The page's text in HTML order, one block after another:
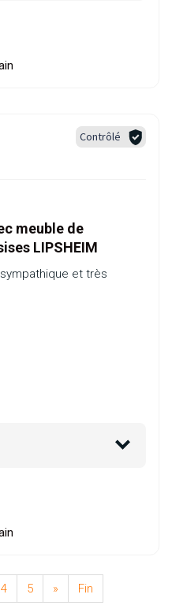
Contrôlé
meuble de
LIPSHEIM
et très
4 5 » Fin